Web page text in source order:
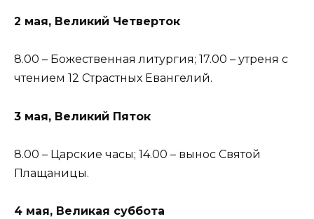
2 мая, Великий Четверток
8.00 – Божественная литургия; 17.00 – утреня с
чтением 12 Страстных Евангелий.
3 мая, Великий Пяток
8.00 – Царские часы; 14.00 – вынос Святой
Плащаницы.
4 мая, Великая суббота